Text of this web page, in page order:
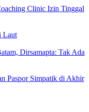
Clinic Izin Tinggal
Laut
Dirsamapta: Tak Ada
Paspor Simpatik di Akhir